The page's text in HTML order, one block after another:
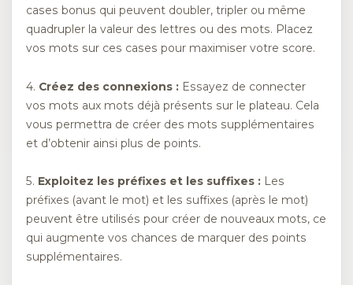
cases bonus qui peuvent doubler, tripler ou même
quadrupler la valeur des lettres ou des mots. Placez
vos mots sur ces cases pour maximiser votre score.
4. Créez des connexions : Essayez de connecter
vos mots aux mots déjà présents sur le plateau. Cela
vous permettra de créer des mots supplémentaires
et d’obtenir ainsi plus de points.
5. Exploitez les préfixes et les suffixes : Les
préfixes (avant le mot) et les suffixes (après le mot)
peuvent être utilisés pour créer de nouveaux mots, ce
qui augmente vos chances de marquer des points
supplémentaires.